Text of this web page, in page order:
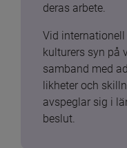
deras arbete.
Vid
kulturers syn på
samband med
likheter och
avspeglar sig i
beslut.